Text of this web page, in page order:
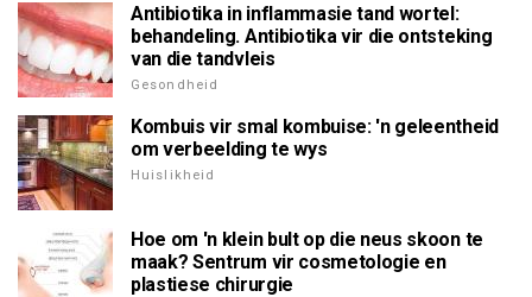
Antibiotika in inflammasie tand wortel:
behandeling. Antibiotika vir die ontsteking
van die tandvleis
Gesondheid
Kombuis vir smal kombuise: 'n geleentheid
om verbeelding te wys
Huislikheid
Hoe om 'n klein bult op die neus skoon te
maak? Sentrum vir cosmetologie en
plastiese chirurgie